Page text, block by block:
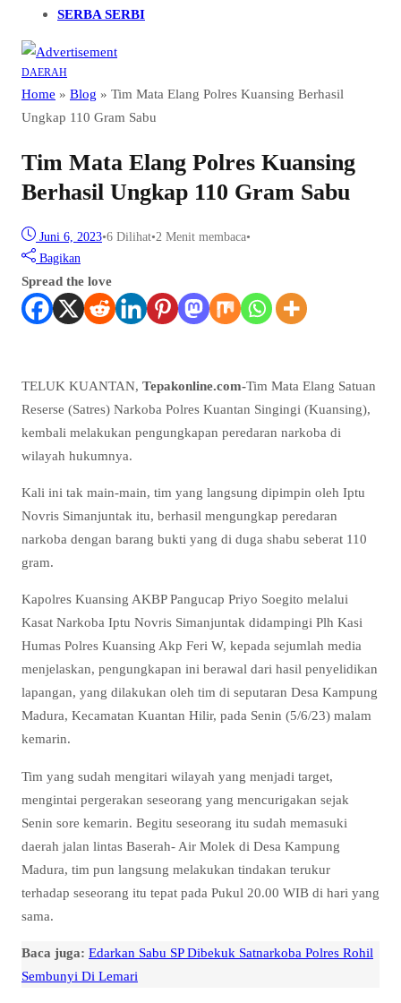
SERBA SERBI
DAERAH
Home » Blog » Tim Mata Elang Polres Kuansing Berhasil
Ungkap 110 Gram Sabu
Tim Mata Elang Polres Kuansing
Berhasil Ungkap 110 Gram Sabu
Juni 6, 2023•6 Dilihat•2 Menit membaca•
Bagikan
Spread the love
TELUK KUANTAN, Tepakonline.com-Tim Mata Elang Satuan
Reserse (Satres) Narkoba Polres Kuantan Singingi (Kuansing),
kembali melakukan pengungkapan peredaran narkoba di
wilayah hukumnya.
Kali ini tak main-main, tim yang langsung dipimpin oleh Iptu
Novris Simanjuntak itu, berhasil mengungkap peredaran
narkoba dengan barang bukti yang di duga shabu seberat 110
gram.
Kapolres Kuansing AKBP Pangucap Priyo Soegito melalui
Kasat Narkoba Iptu Novris Simanjuntak didampingi Plh Kasi
Humas Polres Kuansing Akp Feri W, kepada sejumlah media
menjelaskan, pengungkapan ini berawal dari hasil penyelidikan
lapangan, yang dilakukan oleh tim di seputaran Desa Kampung
Madura, Kecamatan Kuantan Hilir, pada Senin (5/6/23) malam
kemarin.
Tim yang sudah mengitari wilayah yang menjadi target,
mengintai pergerakan seseorang yang mencurigakan sejak
Senin sore kemarin. Begitu seseorang itu sudah memasuki
daerah jalan lintas Baserah- Air Molek di Desa Kampung
Madura, tim pun langsung melakukan tindakan terukur
terhadap seseorang itu tepat pada Pukul 20.00 WIB di hari yang
sama.
Baca juga: Edarkan Sabu SP Dibekuk Satnarkoba Polres Rohil
Sembunyi Di Lemari